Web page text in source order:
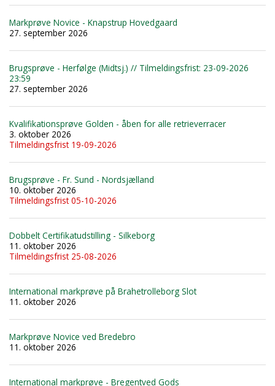
Markprøve Novice - Knapstrup Hovedgaard
27. september 2026
Brugsprøve - Herfølge (Midtsj.) // Tilmeldingsfrist: 23-09-2026
23:59
27. september 2026
Kvalifikationsprøve Golden - åben for alle retrieverracer
3. oktober 2026
Tilmeldingsfrist 19-09-2026
Brugsprøve - Fr. Sund - Nordsjælland
10. oktober 2026
Tilmeldingsfrist 05-10-2026
Dobbelt Certifikatudstilling - Silkeborg
11. oktober 2026
Tilmeldingsfrist 25-08-2026
International markprøve på Brahetrolleborg Slot
11. oktober 2026
Markprøve Novice ved Bredebro
11. oktober 2026
International markprøve - Bregentved Gods